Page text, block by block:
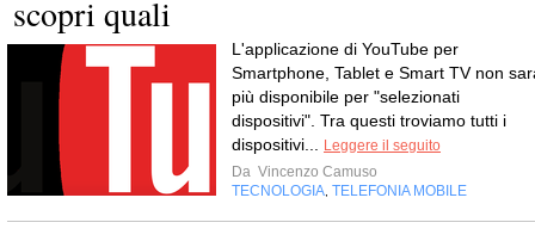
scopri quali
L'applicazione di YouTube per
Smartphone, Tablet e Smart TV non
più disponibile per "selezionati
dispositivi". Tra questi troviamo tutti i
dispositivi...
Leggere il seguito
Da Vincenzo Camuso
TECNOLOGIA TELEFONIA MOBILE